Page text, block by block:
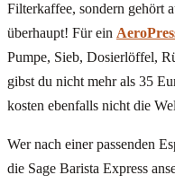
Filterkaffee, sondern gehört
überhaupt! Für ein
Pumpe, Sieb, Dosierlöffel,
gibst du nicht mehr als 35
kosten ebenfalls nicht die
Wer nach einer passenden
die Sage Barista Express